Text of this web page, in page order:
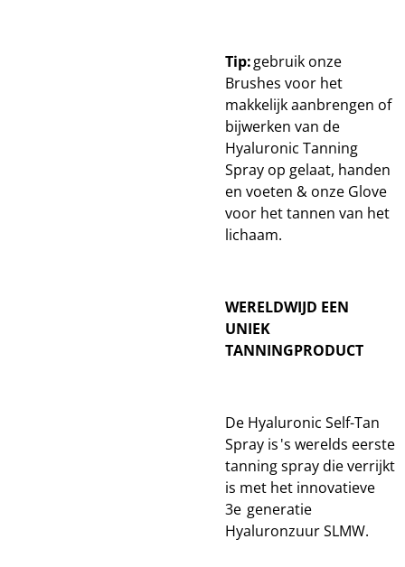
Tip:gebruik onze
Brushes voor het
makkelijk aanbrengen of
bijwerken van de
Hyaluronic Tanning
Spray op gelaat, handen
en voeten & onze Glove
voor het tannen van het
lichaam.
WERELDWIJD EEN
UNIEK
TANNINGPRODUCT
De Hyaluronic Self-Tan
Spray is 's werelds eerste
tanning spray die verrijkt
is met het innovatieve
3e generatie
Hyaluronzuur SLMW.